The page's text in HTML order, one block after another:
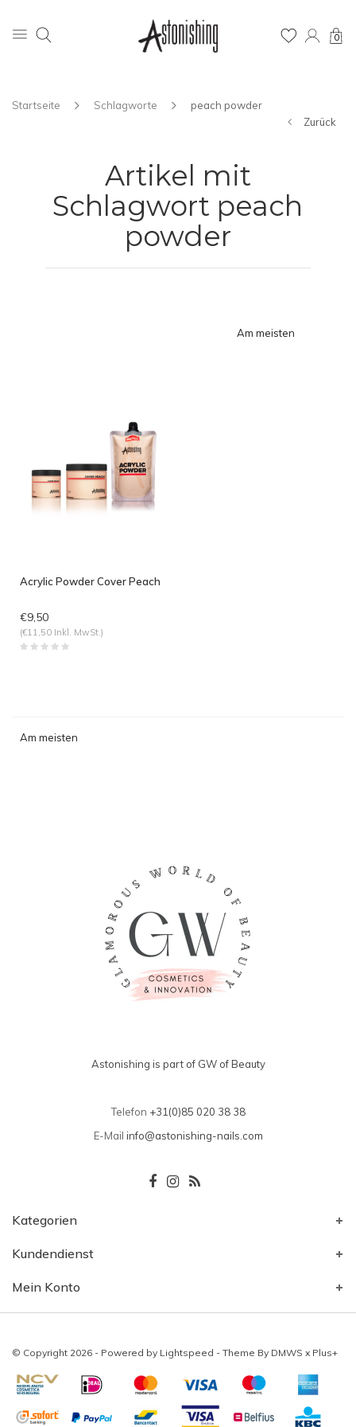
0
Startseite Schlagworte
peach powder
Zurück
Artikel mit
Schlagwort peach
powder
Am meisten
Acrylic Powder Cover Peach
€9,50
(€11,50 Inkl. MwSt.)
Am meisten
Astonishing is part of GW of Beauty
Telefon +31(0)85 020 38 38
E-Mail info@astonishing-nails.com
Kategorien
Kundendienst
Mein Konto
© Copyright 2026 - Powered by Lightspeed - Theme By DMWS x Plus+